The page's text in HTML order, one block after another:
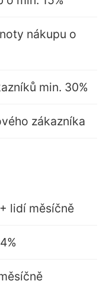
nákupu o
min. 30%
zákazníka
lidí měsíčně